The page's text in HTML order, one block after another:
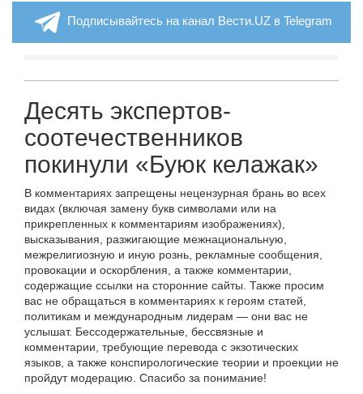
Подписывайтесь на канал Вести.UZ в Telegram
Десять экспертов-
cоотечественников
покинули «Буюк келажак»
В комментариях запрещены нецензурная брань во всех
видах (включая замену букв символами или на
прикрепленных к комментариям изображениях),
высказывания, разжигающие межнациональную,
межрелигиозную и иную рознь, рекламные сообщения,
провокации и оскорбления, а также комментарии,
содержащие ссылки на сторонние сайты. Также просим
вас не обращаться в комментариях к героям статей,
политикам и международным лидерам — они вас не
услышат. Бессодержательные, бессвязные и
комментарии, требующие перевода с экзотических
языков, а также конспирологические теории и проекции не
пройдут модерацию. Спасибо за понимание!